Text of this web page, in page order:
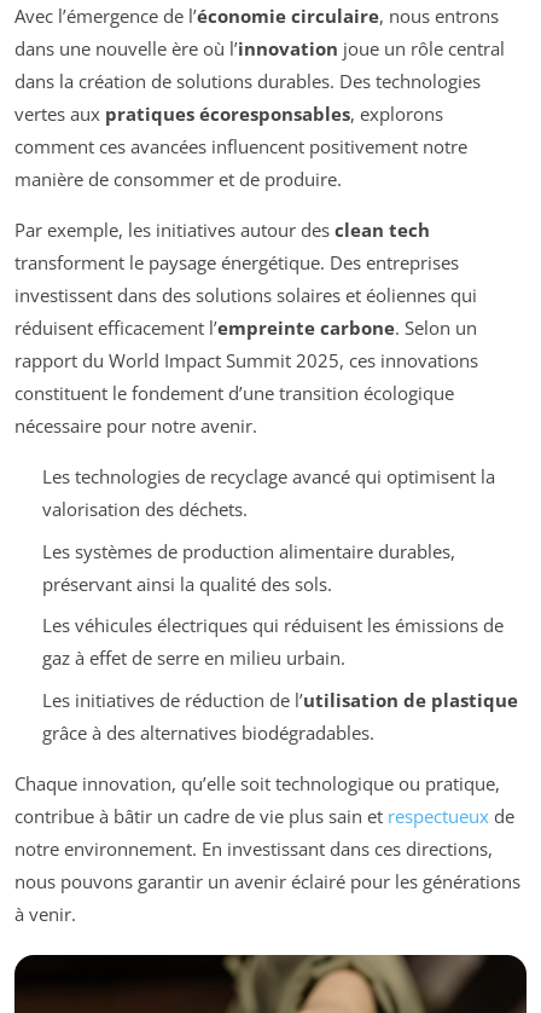
Avec l’émergence de l’économie circulaire, nous entrons
dans une nouvelle ère où l’innovation joue un rôle central
dans la création de solutions durables. Des technologies
vertes aux pratiques écoresponsables, explorons
comment ces avancées influencent positivement notre
manière de consommer et de produire.
Par exemple, les initiatives autour des clean tech
transforment le paysage énergétique. Des entreprises
investissent dans des solutions solaires et éoliennes qui
réduisent efficacement l’empreinte carbone. Selon un
rapport du World Impact Summit 2025, ces innovations
constituent le fondement d’une transition écologique
nécessaire pour notre avenir.
Les technologies de recyclage avancé qui optimisent la
valorisation des déchets.
Les systèmes de production alimentaire durables,
préservant ainsi la qualité des sols.
Les véhicules électriques qui réduisent les émissions de
gaz à effet de serre en milieu urbain.
Les initiatives de réduction de l’utilisation de plastique
grâce à des alternatives biodégradables.
Chaque innovation, qu’elle soit technologique ou pratique,
contribue à bâtir un cadre de vie plus sain et respectueux de
notre environnement. En investissant dans ces directions,
nous pouvons garantir un avenir éclairé pour les générations
à venir.